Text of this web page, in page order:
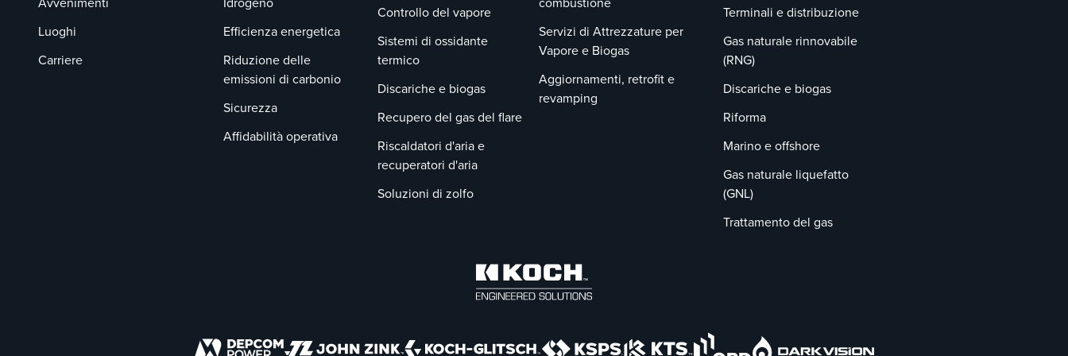
Luoghi
Carriere
Efficienza energetica
Riduzione delle
emissioni di carbonio
Sicurezza
Affidabilità operativa
Controllo del vapore
Sistemi di ossidante
termico
Discariche e biogas
Recupero del gas del flare
Riscaldatori d'aria e
recuperatori d'aria
Soluzioni di zolfo
Servizi di Attrezzature per
Vapore e Biogas
Aggiornamenti, retrofit e
revamping
Terminali e distribuzione
Gas naturale rinnovabile
(RNG)
Discariche e biogas
Riforma
Marino e offshore
Gas naturale liquefatto
(GNL)
Trattamento del gas